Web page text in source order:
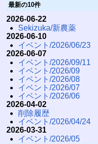
最新の10件
2026-06-22
Sekizuka/新農薬
2026-06-10
イベント/2026/06/23
2026-06-07
イベント/2026/09/11
イベント/2026/09
イベント/2026/08
イベント/2026/07
イベント/2026/06
2026-04-02
削除履歴
イベント/2026/04/24
2026-03-31
イベント/2026/05